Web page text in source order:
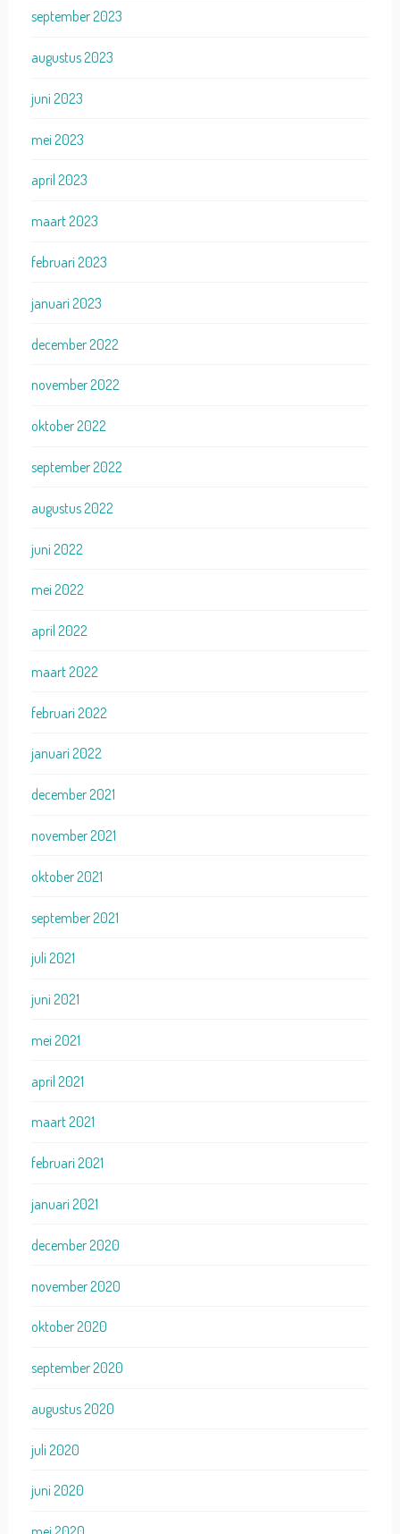
september 2023
augustus 2023
juni 2023
mei 2023
april 2023
maart 2023
februari 2023
januari 2023
december 2022
november 2022
oktober 2022
september 2022
augustus 2022
juni 2022
mei 2022
april 2022
maart 2022
februari 2022
januari 2022
december 2021
november 2021
oktober 2021
september 2021
juli 2021
juni 2021
mei 2021
april 2021
maart 2021
februari 2021
januari 2021
december 2020
november 2020
oktober 2020
september 2020
augustus 2020
juli 2020
juni 2020